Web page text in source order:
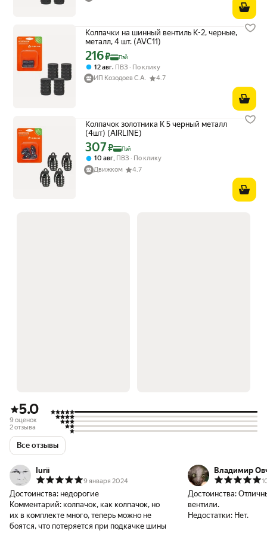
Колпачки на шинный вентиль K-2, черные,
металл, 4 шт. (AVC11)
Цена с картой Яндекс Пэй 216 ₽ вместо
216₽ Пэй
12 авг, ПВЗ
По клику
ИП Козодоев С.А.
4.7
Колпачок золотника K 5 черный металл
(4шт) (AIRLINE)
Цена с картой Яндекс Пэй 307 ₽ вместо
307₽ Пэй
10 авг, ПВЗ
По клику
Движком
4.7
5.0
9 оценок
2 отзыва
Все отзывы
Iurii
9 января 2024
Достоинства: недорогие
Комментарий: колпачок, как колпачок, но
их в комплекте много, теперь можно не
боятся, что потеряется при подкачке шины
Владимир
Достоинства:
вентили.
Недостатки: Нет.